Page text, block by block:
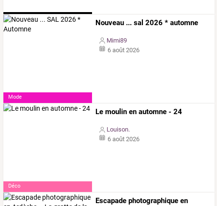
Mode
Nouveau ... sal 2026 * automne
Mimi89
6 août 2026
Déco
Le moulin en automne - 24
Louison.
6 août 2026
Escapade photographique en